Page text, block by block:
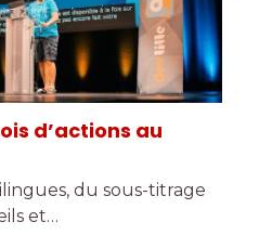
d’actions au
du sous-titrage
et…